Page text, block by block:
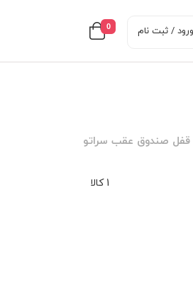
0 ورود / ثبت نام
صندوق عقب سراتو
1 کالا